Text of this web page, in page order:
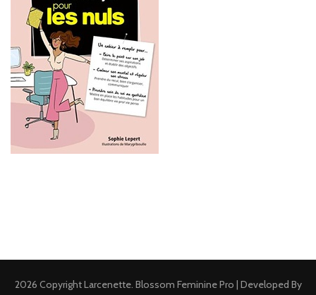
2026 CopyrightLarcenette. Blossom Feminine Pro | Developed By